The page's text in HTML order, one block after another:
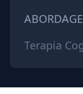
Terapia